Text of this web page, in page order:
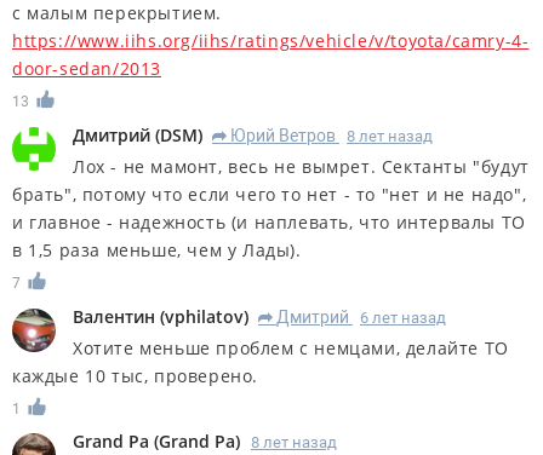
с малым перекрытием.
https://www.iihs.org/iihs/ratings/vehicle/v/toyota/camry-4-
door-sedan/2013
13
Дмитрий (DSM) R Юрий Ветров 8 лет назад
Лох - не мамонт, весь не вымрет. Сектанты "будут
брать", потому что если чего то нет - то "нет и не надо",
и главное - надежность (и наплевать, что интервалы ТО
в 1,5 раза меньше, чем у Лады).
7
Валентин (vphilatov) R Дмитрий 6 лет назад
Хотите меньше проблем с немцами, делайте ТО
каждые 10 тыс, проверено.
1
Grand Pa (Grand Pa) 8 лет назад